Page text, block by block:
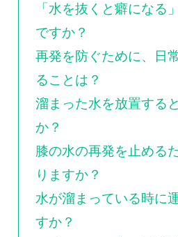
「水を抜くと癖になる
ですか？
再発を防ぐために、日
ることは？
溜まった水を放置する
か？
膝の水の再発を止める
りますか？
水が溜まっている時に
すか？